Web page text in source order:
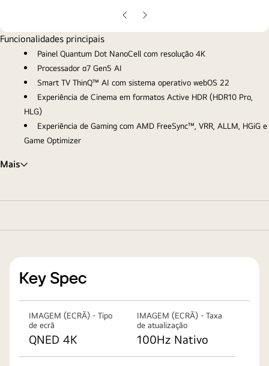
Diapositivo
anterior
Diapositivo
seguinte
Funcionalidades principais
Painel Quantum Dot NanoCell com resolução 4K
Processador α7 Gen5 AI
Smart TV ThinQ™ AI com sistema operativo webOS 22
Experiência de Cinema em formatos Active HDR (HDR10 Pro,
HLG)
Experiência de Gaming com AMD FreeSync™, VRR, ALLM, HGiG e
Game Optimizer
Mais
Key Spec
IMAGEM (ECRÃ) - Tipo
de ecrã
QNED 4K
IMAGEM (ECRÃ) - Taxa
de atualização
100Hz Nativo